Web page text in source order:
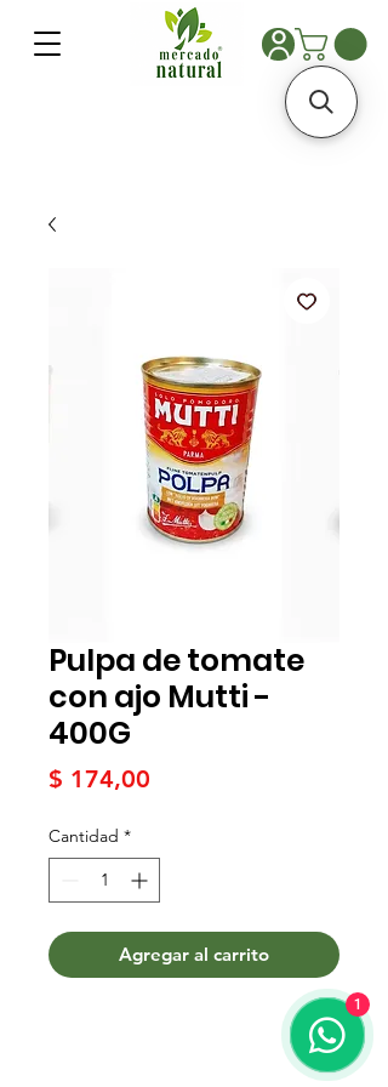
Pulpa de tomate
con ajo Mutti -
400G
$ 174,00
Cantidad *
Agregar al carrito
1